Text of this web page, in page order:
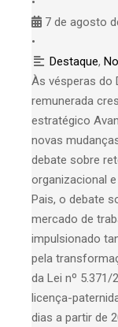
7 de agosto
•
Destaque,
Às vésperas do
remunerada
estratégico
novas
debate sobre
organizacional
Pais, o debate
mercado de
impulsionado
pela
da Lei nº 5.371/
licença-
dias a partir de